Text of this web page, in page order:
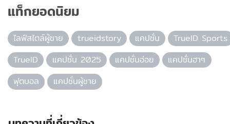
แท็กยอดนิยม
ไลฟ์สไตล์ผู้ชาย trueidstory แคปชั่น
TrueID Sports
TrueID
แคปชั่น 2025 แคปชั่นอ่อย
แคปชั่นฮาๆ
ฟุตบอล
แคปชั่นผู้ชาย